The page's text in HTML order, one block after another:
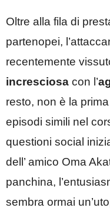
Oltre alla fila di
partenopei,
recentemente
incresciosa con l’
resto, non è la
episodi simili nel
questioni social
dell’ amico Oma
panchina,
sembra ormai